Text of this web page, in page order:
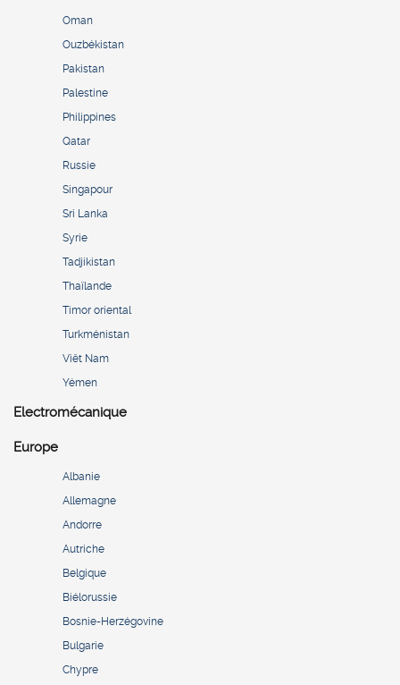
Oman
Ouzbékistan
Pakistan
Palestine
Philippines
Qatar
Russie
Singapour
Sri Lanka
Syrie
Tadjikistan
Thaïlande
Timor oriental
Turkménistan
Viêt Nam
Yémen
Electromécanique
Europe
Albanie
Allemagne
Andorre
Autriche
Belgique
Biélorussie
Bosnie-Herzégovine
Bulgarie
Chypre